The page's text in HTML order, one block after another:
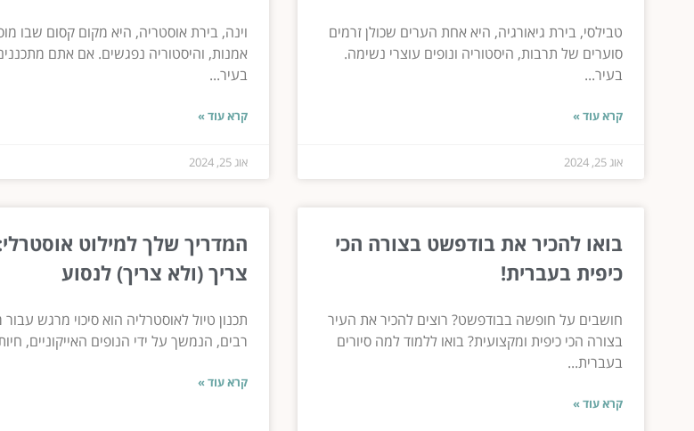
טבילסי, בירת גיאורגיה, היא אחת הערים שכולן זרמים
סוערים של תרבות, היסטוריה ונופים עוצרי נשימה.
בעיר...
קרא עוד »
אוג 25, 2024
וינה, בירת אוסטריה, היא מקום קסום שבו
אמנות, והיסטוריה נפגשים. אם אתם
בעיר...
קרא עוד »
אוג 25, 2024
בואו להכיר את בודפשט בצורה הכי
כיפית בעברית!
חושבים על חופשה בבודפשט? רוצים להכיר את העיר
בצורה הכי כיפית ומקצועית? בואו ללמוד למה סיורים
בעברית...
קרא עוד »
המדריך שלך למילוט
צריך (ולא צריך) לנסוע
תכנון טיול לאוסטרליה הוא סיכוי מרגש עבור
רבים, הנמשך על ידי הנופים האייקוניים,
קרא עוד »